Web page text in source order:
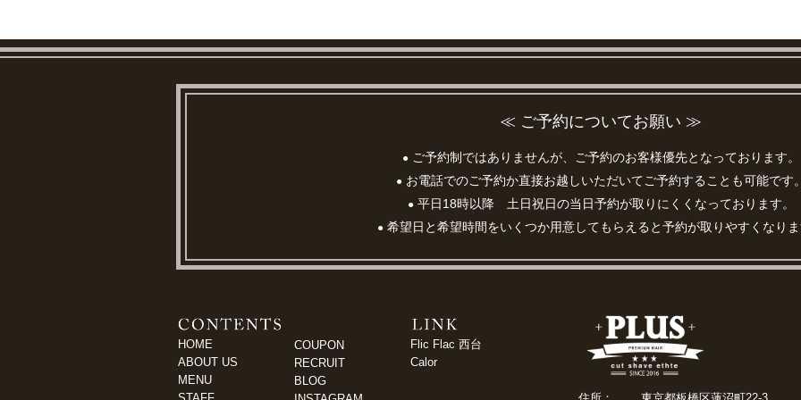
≪ ご予約についてお願い ≫
●ご予約制ではありませんが、ご予約のお客様優先となっております。
●お電話でのご予約か直接お越しいただいてご予約することも可能です
●平日18時以降 土日祝日の当日予約が取りにくくなっております。
●希望日と希望時間をいくつか用意してもらえると予約が取りやすくなり
HOME
ABOUT US
MENU
COUPON
RECRUIT
BLOG
Flic Flac 西台
Calor